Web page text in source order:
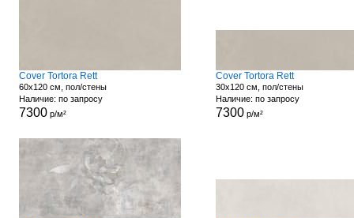
Cover Tortora Rett
60x120 см, пол/стены
Наличие: по запросу
7300р/м²
Cover Tortora Rett
30x120 см, пол/стены
Наличие: по запросу
7300р/м²